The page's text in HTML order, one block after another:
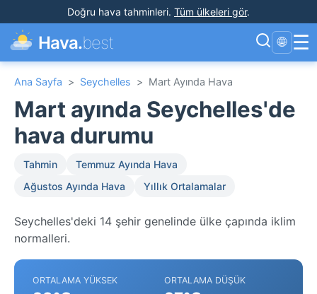
Doğru hava tahminleri. Tüm ülkeleri gör.
Hava.best 🌐 ☰
Ana Sayfa > Seychelles > Mart Ayında Hava
Mart ayında Seychelles'de
hava durumu
Tahmin
Temmuz Ayında Hava
Ağustos Ayında Hava
Yıllık Ortalamalar
Seychelles'deki 14 şehir genelinde ülke çapında iklim
normalleri.
ORTALAMA YÜKSEK ORTALAMA DÜŞÜK